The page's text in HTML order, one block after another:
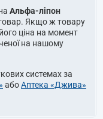
Альфа-ліпон
Якщо ж товару
ціна на момент
на нашому
системах за
абоАптека «Джива»